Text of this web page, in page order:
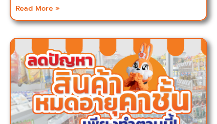
Read More »